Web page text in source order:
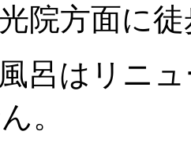
院方面に
呂はリニ
。